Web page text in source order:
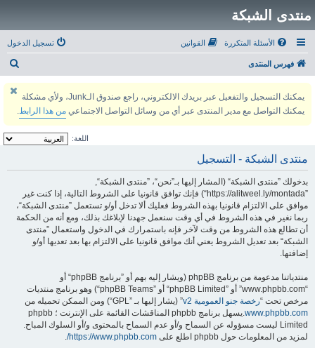
منتدى الشبكة
الأسئلة المتكررة القوانين تسجيل الدخول
فهرس المنتدى
يمكنك التسجيل والتفعيل عبر بريدك الالكتروني، راجع صندوق الـJunk، ولأي مشكلة
يمكنك التواصل مع مدير المنتدى عبر أي من وسائل التواصل الاجتماعي من هذا الرابط.
اللغة:
منتدى الشبكة - التسجيل
بدخولك ”منتدى الشبكة“ (المشار إليها بـ”نحن“، ”منتدى الشبكة“,
”https://alitweel.ly/montada“) فإنك توافق قانونيا على الشروط التالية، إذا كنت غير
موافق على الالتزام قانونيا بهذه الشروط فعليك ألا تدخل أو/و تستعمل ”منتدى الشبكة“،
ربما نغير في هذه الشروط في أي وقت سنعمل جهدنا لإبلاغك بذلك، ومع أنه من الحكمة
أن تطالع هذه الشروط من وقت لآخر فإنه باستمرارك في الدخول واستعمال ”منتدى
الشبكة“ بعد تعديل الشروط يعني أنك موافق قانونيا على الالتزام بها بعد تعديها أو/و
إضافتها.
منتدياتنا مدعومة من برنامج phpBB (ويشار إليه بهم أو ”برنامج phpBB“ أو
“www.phpbb.com” أو ”phpBB Limited“ أو ”phpBB Teams“) وهو برنامج منتديات
مرخص تحت “رخصة جنو العمومية v2
” (يشار إليها بـ ”GPL“) ومن الممكن تحميله من
www.phpbb.com
.يسهل برنامج phpbb المناقشات القائمة على الإنترنت ؛ phpbb
Limited ليست مسؤوله عن السماح و/أو عدم السماح بالمحتوى و/أو السلوك المباح.
لمزيد من المعلومات حول phpbb اطلع على
https://www.phpbb.com/
.